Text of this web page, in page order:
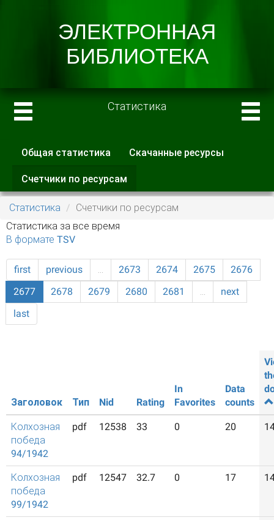
Статистика
Главные вкладки
Общая статистика Скачанные ресурсы
Счетчики по ресурсам
вкладка)
Статистика
Счетчики по ресурсам
Статистика за все время
В формате TSV
first previous … 2673 2674 2675
2676
2677
2678 2679 2680 2681 …
next
last
Заголовок Тип Nid Rating
In
Favorites
Data
counts
Колхозная
победа
94/1942
pdf 12538 33 0 20
Колхозная
победа
99/1942
pdf 12547 32.7 0 17